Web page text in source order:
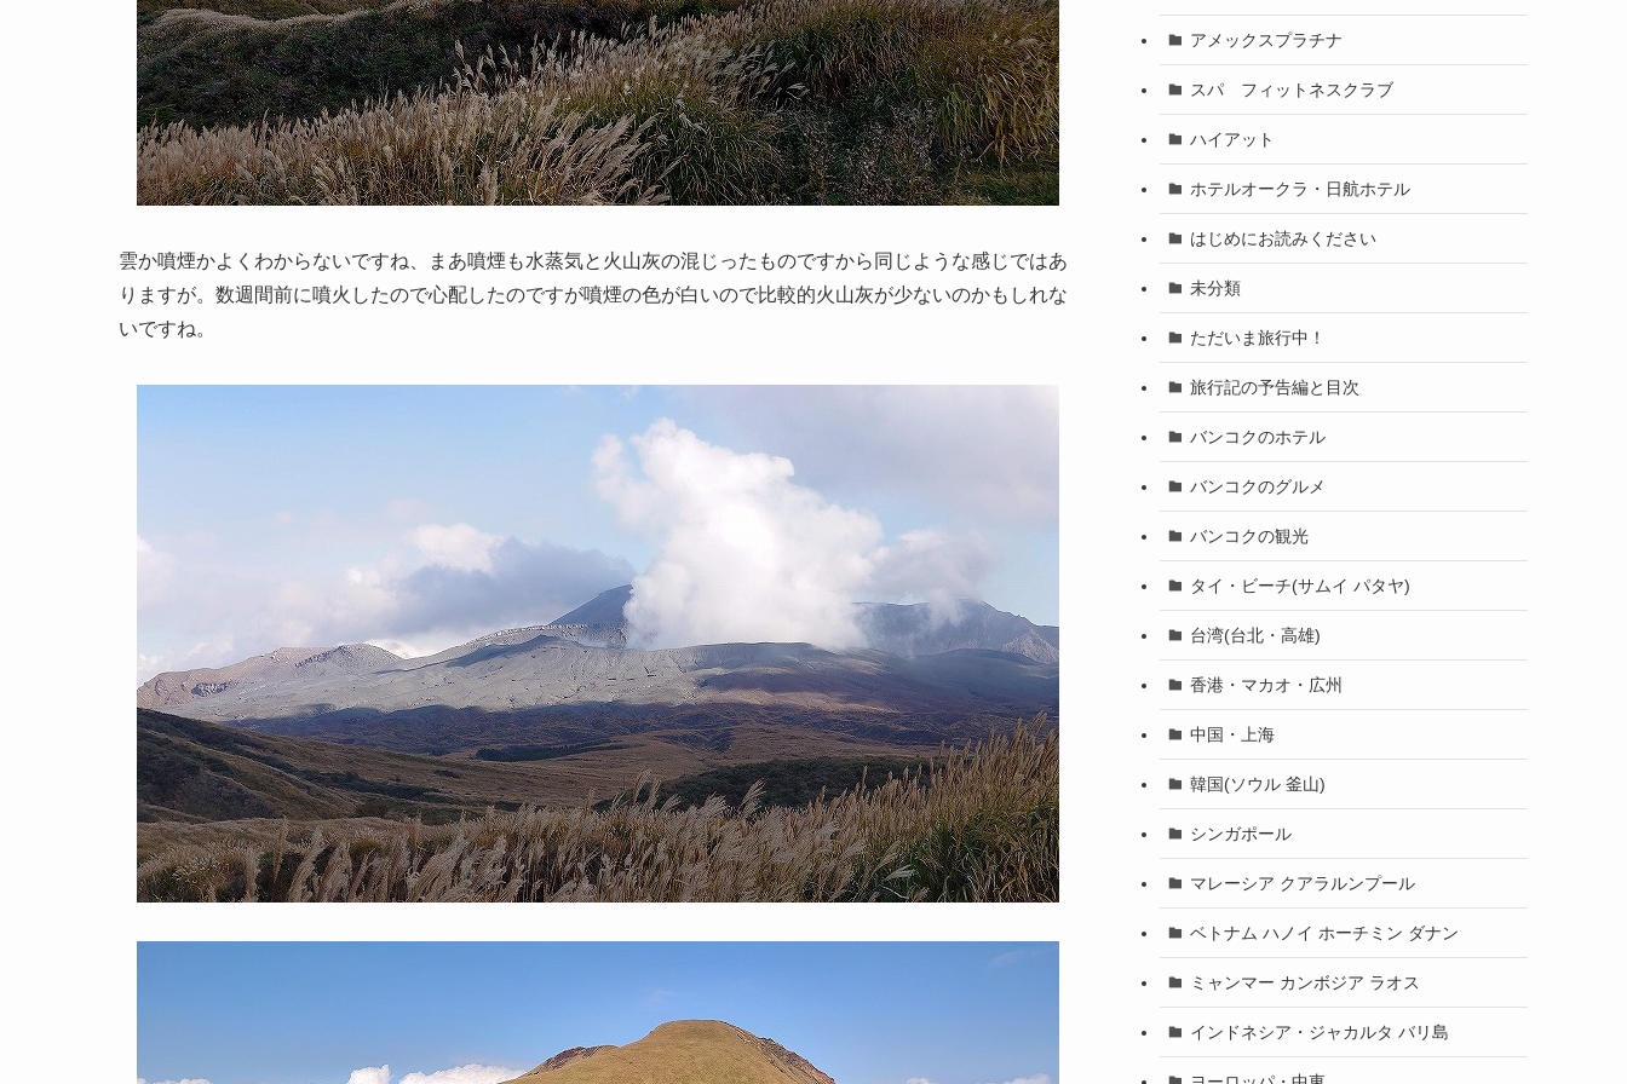
雲か噴煙かよくわからないですね、まあ噴煙も水蒸気と火山灰の混じったものですから同じような感じではあ
りますが。数週間前に噴火したので心配したのですが噴煙の色が白いので比較的火山灰が少ないのかもしれな
いですね。
アメックスプラチナ
スパ フィットネスクラブ
ハイアット
ホテルオークラ・日航ホテル
はじめにお読みください
未分類
ただいま旅行中！
旅行記の予告編と目次
バンコクのホテル
バンコクのグルメ
バンコクの観光
タイ・ビーチ(サムイ パタヤ)
台湾(台北・高雄)
香港・マカオ・広州
中国・上海
韓国(ソウル 釜山)
シンガポール
マレーシア クアラルンプール
ベトナム ハノイ ホーチミン ダナン
ミャンマー カンボジア ラオス
インドネシア・ジャカルタ バリ島